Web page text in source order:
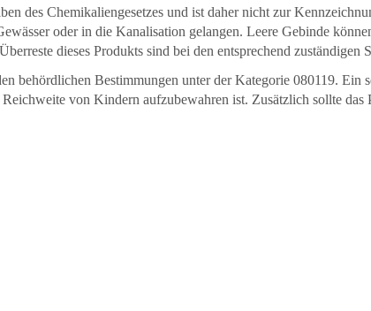
des Chemikaliengesetzes und ist daher nicht zur
oder in die Kanalisation gelangen. Leere Gebinde
dieses Produkts sind bei den entsprechend zuständigen
behördlichen Bestimmungen unter der Kategorie 080119. Ein
von Kindern aufzubewahren ist. Zusätzlich sollte das